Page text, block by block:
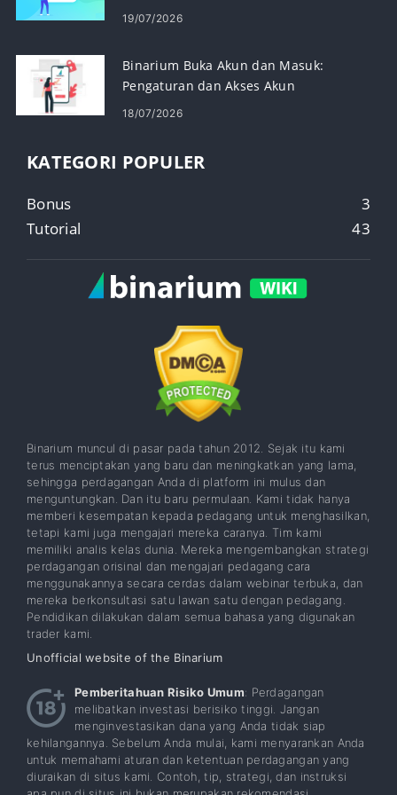
Perdagangan
19/07/2026
Binarium Buka Akun dan Masuk:
Pengaturan dan Akses Akun
18/07/2026
KATEGORI POPULER
Bonus
3
Tutorial
43
Binarium muncul di pasar pada tahun 2012. Sejak itu kami
terus menciptakan yang baru dan meningkatkan yang lama,
sehingga perdagangan Anda di platform ini mulus dan
menguntungkan. Dan itu baru permulaan. Kami tidak hanya
memberi kesempatan kepada pedagang untuk menghasilkan,
tetapi kami juga mengajari mereka caranya. Tim kami
memiliki analis kelas dunia. Mereka mengembangkan strategi
perdagangan orisinal dan mengajari pedagang cara
menggunakannya secara cerdas dalam webinar terbuka, dan
mereka berkonsultasi satu lawan satu dengan pedagang.
Pendidikan dilakukan dalam semua bahasa yang digunakan
trader kami.
Unofficial website of the Binarium
Pemberitahuan Risiko Umum: Perdagangan
melibatkan investasi berisiko tinggi. Jangan
menginvestasikan dana yang Anda tidak siap
kehilangannya. Sebelum Anda mulai, kami menyarankan Anda
untuk memahami aturan dan ketentuan perdagangan yang
diuraikan di situs kami. Contoh, tip, strategi, dan instruksi